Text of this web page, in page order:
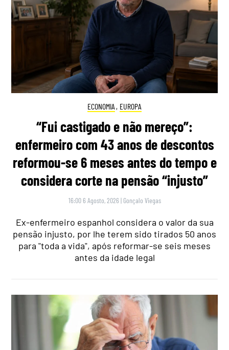
ECONOMIA , EUROPA
“Fui castigado e não mereço”:
enfermeiro com 43 anos de descontos
reformou-se 6 meses antes do tempo e
considera corte na pensão “injusto”
16:00 6 Agosto, 2026 | Gonçalo Viegas
Ex-enfermeiro espanhol considera o valor da sua
pensão injusto, por lhe terem sido tirados 50 anos
para "toda a vida", após reformar-se seis meses
antes da idade legal